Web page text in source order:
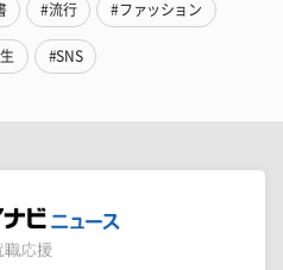
#流行 #ファッション
#SNS